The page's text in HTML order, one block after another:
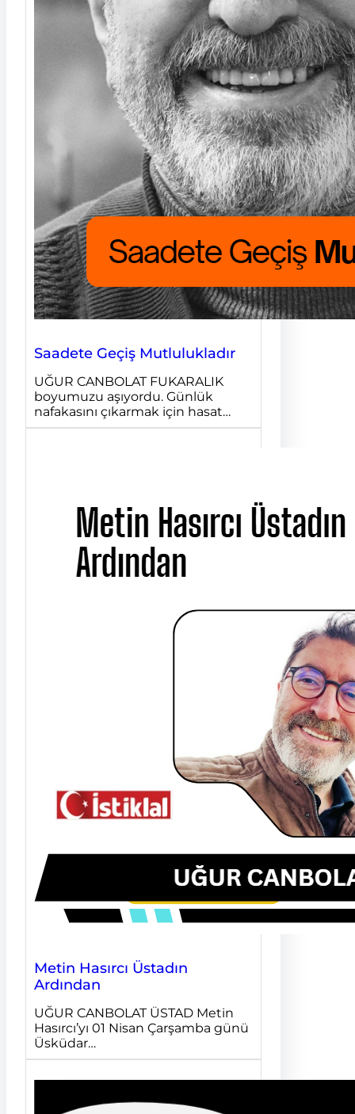
Saadete Geçiş Mutlulukladır
UĞUR CANBOLAT FUKARALIK
boyumuzu aşıyordu. Günlük
nafakasını çıkarmak için hasat…
Metin Hasırcı Üstadın
Ardından
UĞUR CANBOLAT ÜSTAD Metin
Hasırcı’yı 01 Nisan Çarşamba günü
Üsküdar…